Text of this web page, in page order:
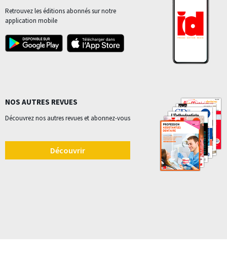
Retrouvez les éditions abonnés sur notre
application mobile
NOS AUTRES REVUES
Découvrez nos autres revues et abonnez-vous
Découvrir